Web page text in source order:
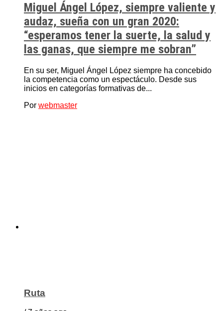
Miguel Ángel López, siempre valiente y
audaz, sueña con un gran 2020:
“esperamos tener la suerte, la salud y
las ganas, que siempre me sobran”
En su ser, Miguel Ángel López siempre ha concebido
la competencia como un espectáculo. Desde sus
inicios en categorías formativas de...
Por webmaster
Ruta